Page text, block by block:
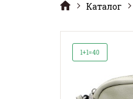
Каталог
1+1=40